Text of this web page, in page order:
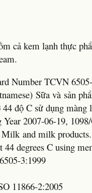
cả kem lạnh thực
Number TCVN
Sữa và sản
độ C sử dụng màng
Year 2007-06-19,
and milk
degrees C using
3:1999
11866-2:2005